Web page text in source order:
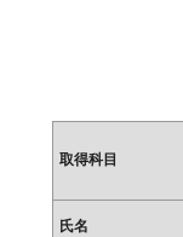
取得科目
氏名